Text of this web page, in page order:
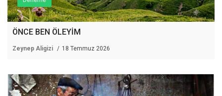
ÖNCE BEN ÖLEYİM
Zeynep Aligizi 18 Temmuz 2026